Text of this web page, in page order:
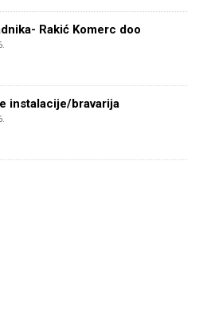
Rakić Komerc doo
instalacije/bravarija